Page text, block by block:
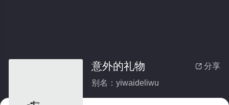
 分享
意外的礼物
别名：yiwaideliwu